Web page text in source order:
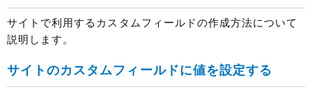
サイトで利用するカスタムフィールドの作成方法について
説明します。
サイトのカスタムフィールドに値を設定する